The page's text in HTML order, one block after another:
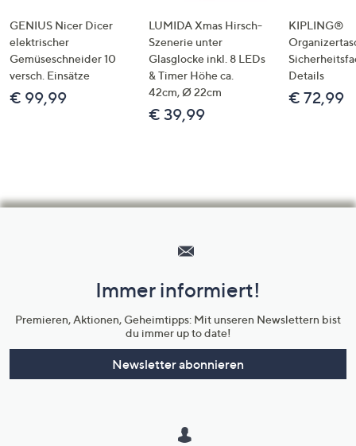
GENIUS Nicer Dicer
elektrischer
Gemüseschneider 10
versch. Einsätze
€ 99,99
LUMIDA Xmas Hirsch-
Szenerie unter
Glasglocke inkl. 8 LEDs
& Timer Höhe ca.
42cm, Ø 22cm
€ 39,99
KIPLING®
Details
€ 72,99
Unternehmensinformationen
Immer informiert!
Premieren, Aktionen, Geheimtipps: Mit unseren Newslettern bist
du immer up to date!
Newsletter abonnieren